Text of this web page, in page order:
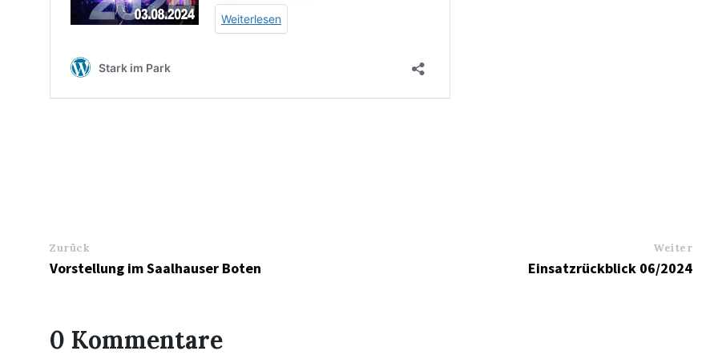
Zurück
Vorstellung im Saalhauser Boten
Weiter
Einsatzrückblick 06/2024
0 Kommentare